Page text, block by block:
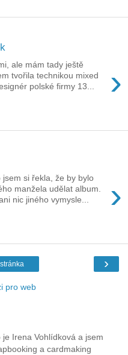
›
ale mám tady ještě
tvořila technikou mixed
polské firmy 13...
›
si řekla, že by bylo
manžela udělat album.
nic jiného vymysle...
›
pro web
Irena Vohlídková a jsem
a cardmaking